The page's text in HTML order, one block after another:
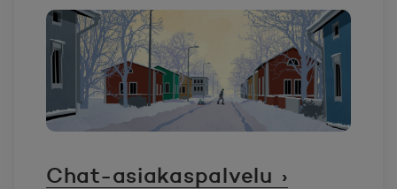
Chat-asiakaspalvelu ›